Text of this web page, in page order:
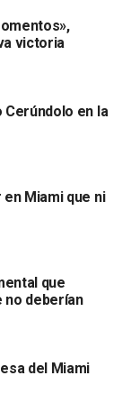
victoria
Cerúndolo en la
Miami que ni
que
no deberían
del Miami